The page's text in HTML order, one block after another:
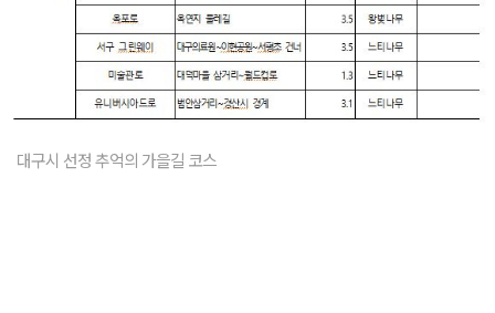
대구시 선정 추억의 가을길 코스